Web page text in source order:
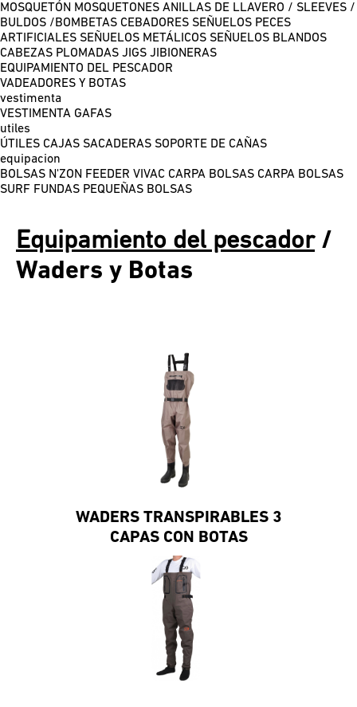
MOSQUETÓN MOSQUETONES ANILLAS DE LLAVERO / SLEEVES /
BULDOS /BOMBETAS CEBADORES SEÑUELOS PECES
ARTIFICIALES SEÑUELOS METÁLICOS SEÑUELOS BLANDOS
CABEZAS PLOMADAS JIGS JIBIONERAS
EQUIPAMIENTO DEL PESCADOR
VADEADORES Y BOTAS
vestimenta
VESTIMENTA GAFAS
utiles
ÚTILES CAJAS SACADERAS SOPORTE DE CAÑAS
equipacion
BOLSAS N'ZON FEEDER VIVAC CARPA BOLSAS CARPA BOLSAS
SURF FUNDAS PEQUEÑAS BOLSAS
Equipamiento del pescador/
Waders y Botas
WADERS TRANSPIRABLES 3
CAPAS CON BOTAS